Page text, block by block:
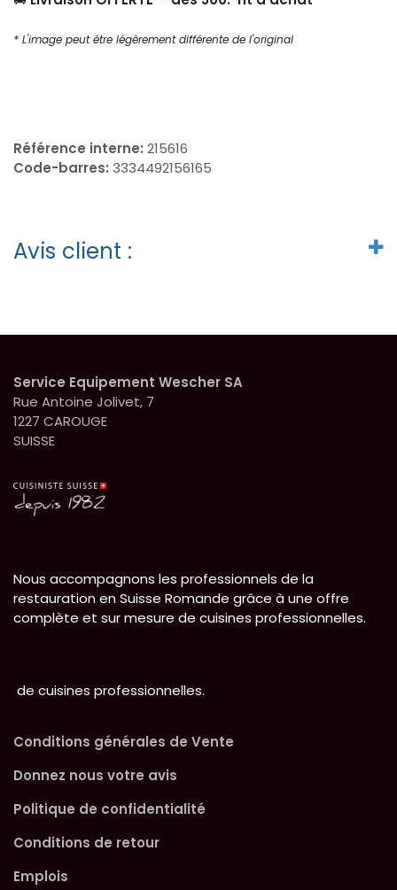
* L'image peut être légèrement différente de l'original
Référence interne: 215616
Code-barres: 3334492156165
Avis client :
Service Equipement Wescher SA
Rue Antoine Jolivet, 7
1227 CAROUGE
SUISSE
Nous accompagnons les professionnels de la
restauration en Suisse Romande grâce à une offre
complète et sur mesure de cuisines professionnelles.
de cuisines professionnelles.
Conditions générales de Vente
Donnez nous votre avis
Politique de confidentialité
Conditions de retour
Emplois